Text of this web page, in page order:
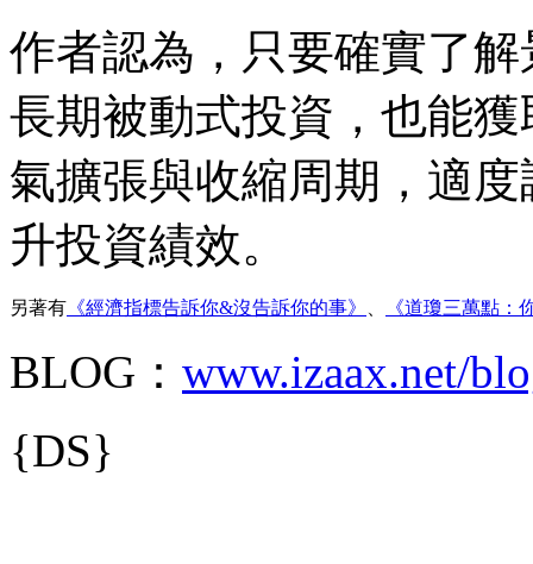
作者認為，只要確實了
長期被動式投資，也能
氣擴張與收縮周期，適
升投資績效。
另著有 《經濟指標告訴你&沒告訴你的事》 《道瓊三萬點：
BLOG： www.izaax.net/
{DS}